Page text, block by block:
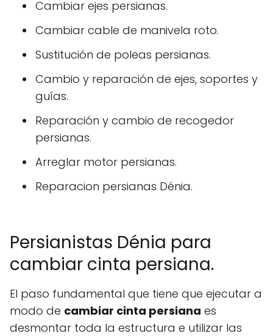
Cambiar ejes persianas.
Cambiar cable de manivela roto.
Sustitución de poleas persianas.
Cambio y reparación de ejes, soportes y
guías.
Reparación y cambio de recogedor
persianas.
Arreglar motor persianas.
Reparacion persianas Dénia.
Persianistas Dénia para
cambiar cinta persiana.
El paso fundamental que tiene que ejecutar a
modo de cambiar cinta persiana es
desmontar toda la estructura e utilizar las